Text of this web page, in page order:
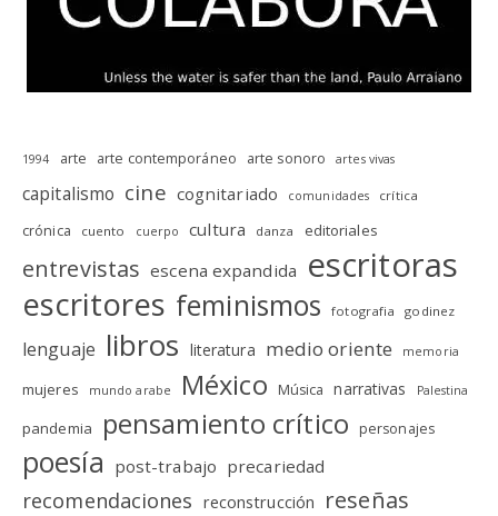
1994 arte arte contemporáneo arte sonoro artes vivas
capitalismo cine cognitariado comunidades crítica
crónica cuento cuerpo cultura danza editoriales
entrevistas escena expandida escritoras
escritores feminismos fotografia godinez
lenguaje libros literatura medio oriente memoria
mujeres mundo arabe México Música narrativas Palestina
pandemia pensamiento crítico personajes
poesía post-trabajo precariedad
recomendaciones reconstrucción reseñas